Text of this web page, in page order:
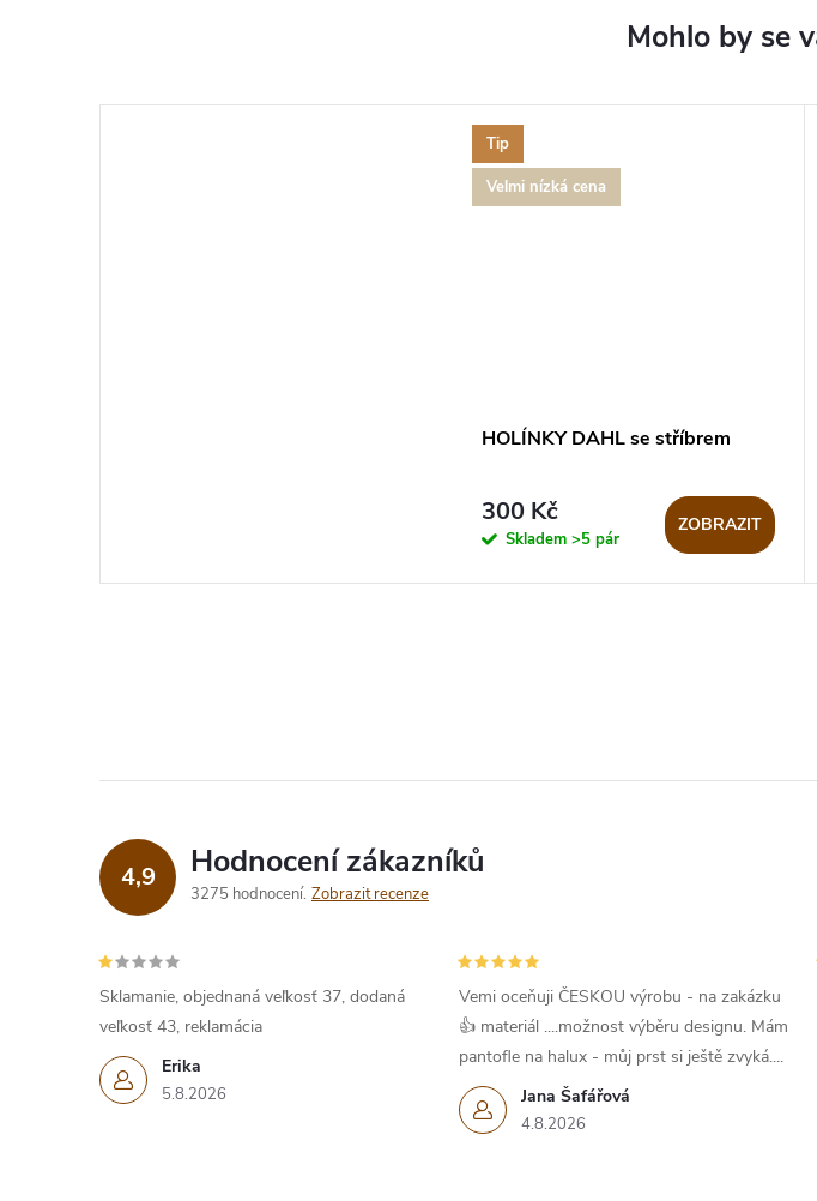
Tip
Velmi nízká cena
HOLÍNKY DAHL se stříbrem
300 Kč
Skladem >5 pár
ZOBRAZIT
4,9 Hodnocení zákazníků
3275 hodnocení Zobrazit recenze
Erika
5.8.2026
Sklamanie, objednaná veľkosť 37, dodaná
veľkosť 43, reklamácia
Jana Šafářová
4.8.2026
Vemi oceňuji ČESKOU výrobu - na zakázku
👍 materiál ....možnost výběru designu. Mám
pantofle na halux - můj prst si ještě zvyká....